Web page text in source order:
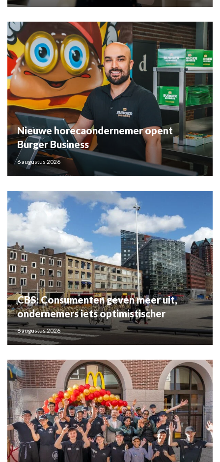
Nieuwe horecaondernemer opent
Burger Business
6 augustus 2026
CBS: Consumenten geven meer uit,
ondernemers iets optimistischer
6 augustus 2026